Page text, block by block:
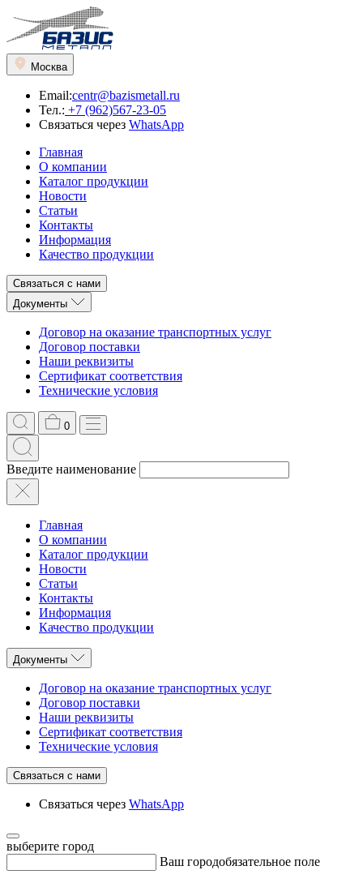
Москва
Email:centr@bazismetall.ru
Тел.: +7 (962)567-23-05
Связаться через WhatsApp
Главная
О компании
Каталог продукции
Новости
Статьи
Контакты
Информация
Качество продукции
Связаться с нами
Документы
Договор на оказание транспортных услуг
Договор поставки
Наши реквизиты
Сертификат соответствия
Технические условия
0
Введите наименование
Главная
О компании
Каталог продукции
Новости
Статьи
Контакты
Информация
Качество продукции
Документы
Договор на оказание транспортных услуг
Договор поставки
Наши реквизиты
Сертификат соответствия
Технические условия
Связаться с нами
Связаться через WhatsApp
выберите город
Ваш городобязательное поле